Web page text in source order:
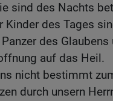
sind des Nachts
Kinder des Tages
des
auf das Heil.
nicht bestimmt
durch unsern